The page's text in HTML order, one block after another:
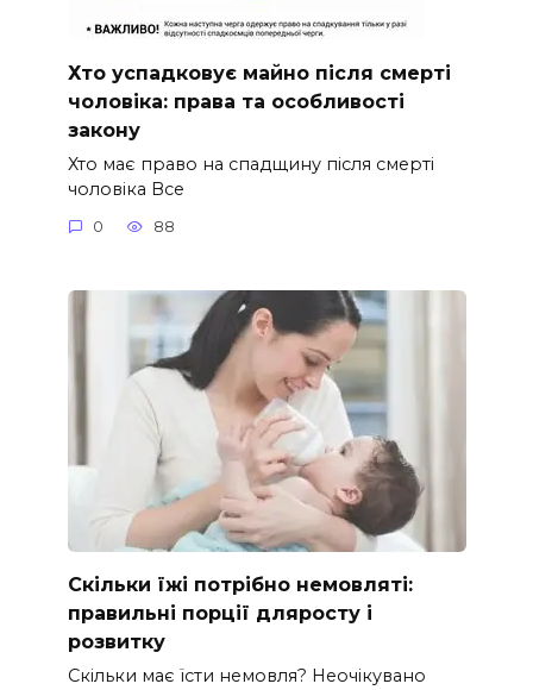
Хто успадковує майно після смерті
чоловіка: права та особливості
закону
Хто має право на спадщину після смерті
чоловіка Все
0 88
Скільки їжі потрібно немовляті:
правильні порції дляросту і
розвитку
Скільки має їсти немовля? Неочікувано